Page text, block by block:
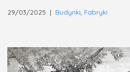
29/03/2025 Budynki Fabryki